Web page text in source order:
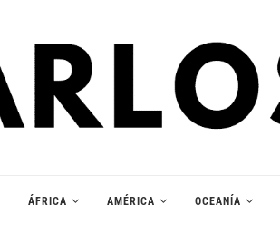
ÁFRICA AMÉRICA OCEANÍA